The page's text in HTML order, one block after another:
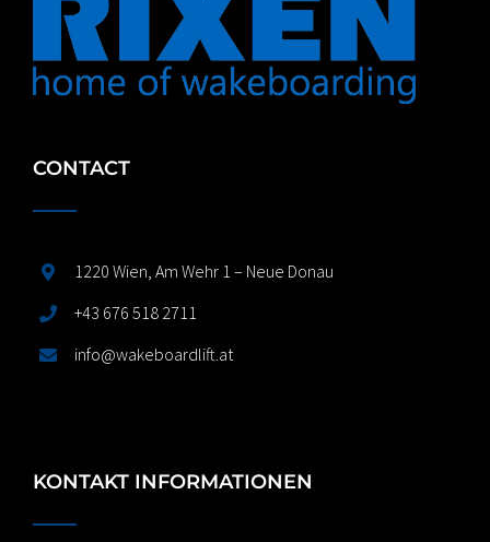
CONTACT
1220 Wien, Am Wehr 1 – Neue Donau
+43 676 518 2711
info@wakeboardlift.at
KONTAKT INFORMATIONEN